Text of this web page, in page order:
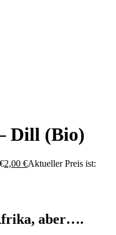
Dill (Bio)
2,00 €Aktueller Preis ist:
aber….